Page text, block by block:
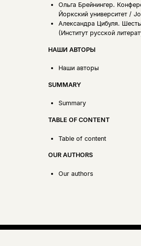
Ольга Брейнингер.
Йоркский университет /
Александра Цибуля.
(Институт русской
НАШИ АВТОРЫ
Наши авторы
SUMMARY
Summary
TABLE OF CONTENT
Table of content
OUR AUTHORS
Our authors